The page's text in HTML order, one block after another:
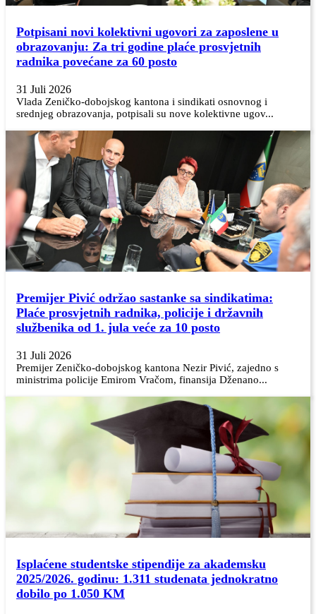
Potpisani novi kolektivni ugovori za zaposlene u
obrazovanju: Za tri godine plaće prosvjetnih
radnika povećane za 60 posto
31 Juli 2026
Vlada Zeničko-dobojskog kantona i sindikati osnovnog i
srednjeg obrazovanja, potpisali su nove kolektivne ugov...
Premijer Pivić održao sastanke sa sindikatima:
Plaće prosvjetnih radnika, policije i državnih
službenika od 1. jula veće za 10 posto
31 Juli 2026
Premijer Zeničko-dobojskog kantona Nezir Pivić, zajedno s
ministrima policije Emirom Vračom, finansija Dženano...
Isplaćene studentske stipendije za akademsku
2025/2026. godinu: 1.311 studenata jednokratno
dobilo po 1.050 KM